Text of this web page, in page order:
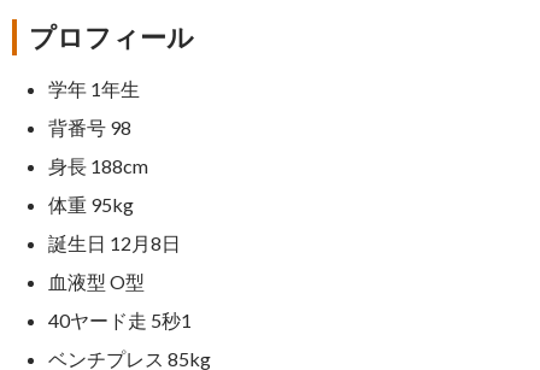
プロフィール
学年 1年生
背番号 98
身長 188cm
体重 95kg
誕生日 12月8日
血液型 O型
40ヤード走 5秒1
ベンチプレス 85kg